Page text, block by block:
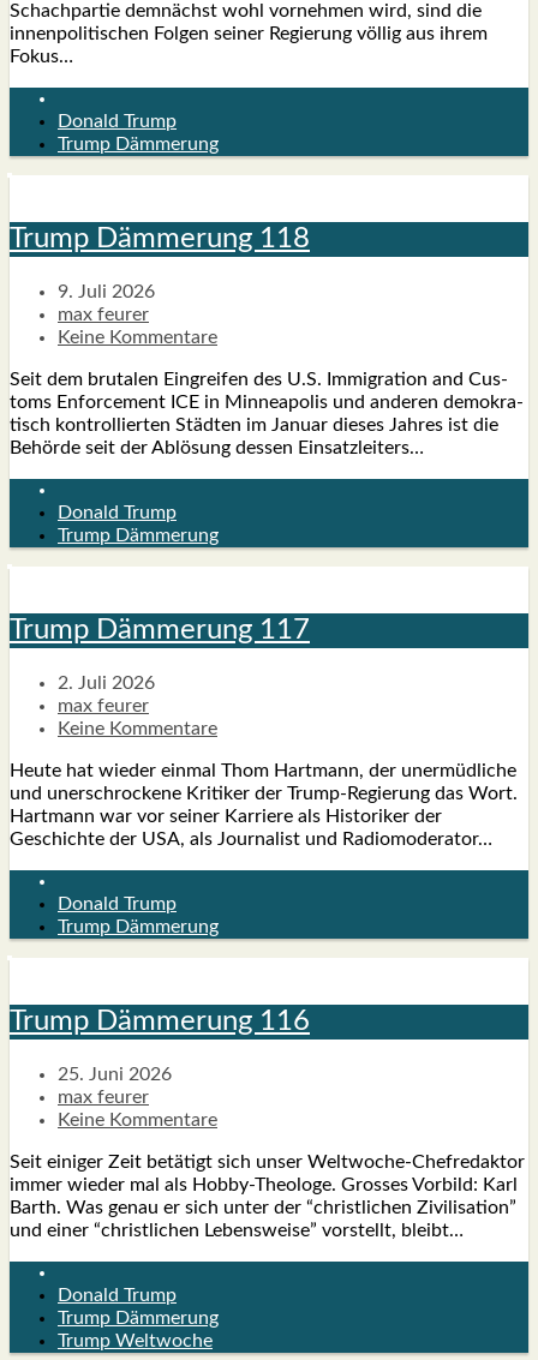
Schach­par­tie dem­nächst wohl vor­neh­men wird, sind die
innen­po­li­ti­schen Fol­gen sei­ner Regie­rung völ­lig aus ihrem
Fokus…
Donald Trump
Trump Dämmerung
Trump Däm­me­rung 118
9. Juli 2026
max feurer
Keine Kommentare
Seit dem bru­ta­len Ein­grei­fen des U.S. Immi­gra­ti­on and Cus­
toms Enforce­ment ICE in Min­nea­po­lis und ande­ren demo­kra­
tisch kon­trol­lier­ten Städ­ten im Janu­ar die­ses Jah­res ist die
Behör­de seit der Ablö­sung des­sen Ein­satz­lei­ters…
Donald Trump
Trump Dämmerung
Trump Däm­me­rung 117
2. Juli 2026
max feurer
Keine Kommentare
Heu­te hat wie­der ein­mal Thom Hart­mann, der uner­müd­li­che
und uner­schro­cke­ne Kri­ti­ker der Trump-Regie­rung das Wort.
Hart­mann war vor sei­ner Kar­rie­re als His­to­ri­ker der
Geschich­te der USA, als Jour­na­list und Radio­mo­de­ra­tor…
Donald Trump
Trump Dämmerung
Trump Däm­me­rung 116
25. Juni 2026
max feurer
Keine Kommentare
Seit eini­ger Zeit betä­tigt sich unser Wel­t­­wo­che-Che­f­­re­­dak­­tor
immer wie­der mal als Hob­­by-Theo­­lo­­ge. Gros­ses Vor­bild: Karl
Barth. Was genau er sich unter der “christ­li­chen Zivi­li­sa­ti­on”
und einer “christ­li­chen Lebens­wei­se” vor­stellt, bleibt…
Donald Trump
Trump Dämmerung
Trump Weltwoche